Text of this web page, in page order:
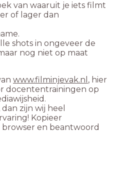
van waaruit je iets filmt
of lager dan
shots in ongeveer de
nog niet op maat
www.filminjevak.nl , hier
docententrainingen op
zijn wij heel
Kopieer
en beantwoord